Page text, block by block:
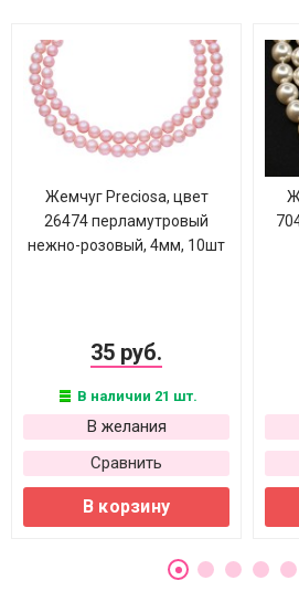
Жемчуг Preciosa, цвет
26474 перламутровый
нежно-розовый, 4мм, 10шт
35 руб.
В наличии 21 шт.
В желания
Сравнить
В корзину